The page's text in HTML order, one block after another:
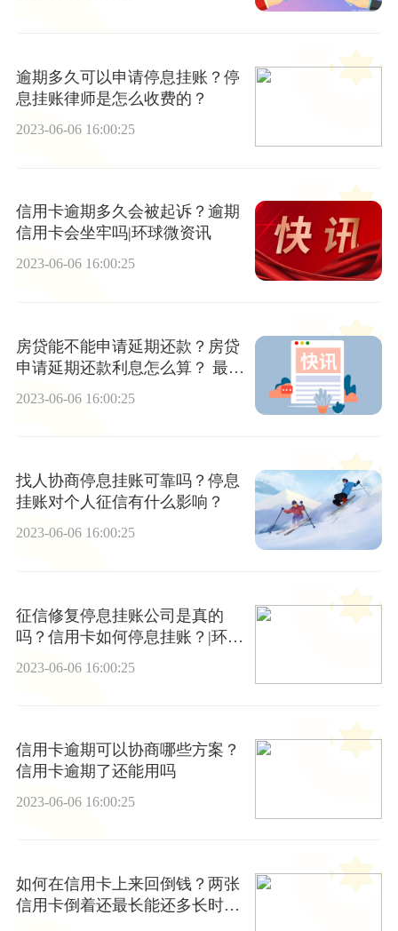
逾期多久可以申请停息挂账？停
息挂账律师是怎么收费的？
2023-06-06 16:00:25
信用卡逾期多久会被起诉？逾期
信用卡会坐牢吗|环球微资讯
2023-06-06 16:00:25
房贷能不能申请延期还款？房贷
申请延期还款利息怎么算？ 最新
2023-06-06 16:00:25
找人协商停息挂账可靠吗？停息
挂账对个人征信有什么影响？
2023-06-06 16:00:25
征信修复停息挂账公司是真的
吗？信用卡如何停息挂账？|环球
2023-06-06 16:00:25
信用卡逾期可以协商哪些方案？
信用卡逾期了还能用吗
2023-06-06 16:00:25
如何在信用卡上来回倒钱？两张
信用卡倒着还最长能还多长时间